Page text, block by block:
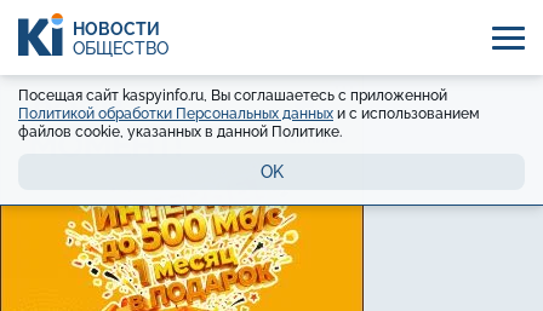
НОВОСТИ
ОБЩЕСТВО
Посещая сайт kaspyinfo.ru, Вы соглашаетесь с приложенной
Политикой обработки Персональных данных и с использованием
файлов cookie, указанных в данной Политике.
OK